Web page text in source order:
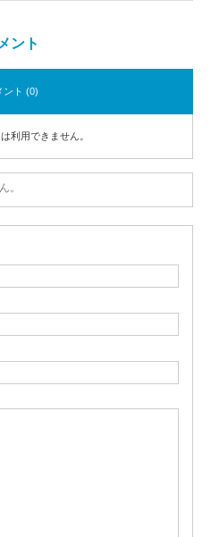
ント
ント (0)
利用できません。
。